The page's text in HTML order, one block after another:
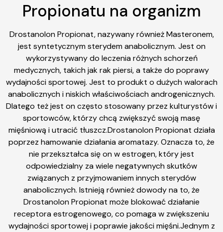
Propionatu na organizm
Drostanolon Propionat, nazywany również Masteronem,
jest syntetycznym sterydem anabolicznym. Jest on
wykorzystywany do leczenia różnych schorzeń
medycznych, takich jak rak piersi, a także do poprawy
wydajności sportowej. Jest to produkt o dużych walorach
anabolicznych i niskich właściwościach androgenicznych.
Dlatego też jest on często stosowany przez kulturystów i
sportowców, którzy chcą zwiększyć swoją masę
mięśniową i utracić tłuszcz.Drostanolon Propionat działa
poprzez hamowanie działania aromatazy. Oznacza to, że
nie przekształca się on w estrogen, który jest
odpowiedzialny za wiele negatywnych skutków
związanych z przyjmowaniem innych sterydów
anabolicznych. Istnieją również dowody na to, że
Drostanolon Propionat może blokować działanie
receptora estrogenowego, co pomaga w zwiększeniu
wydajności sportowej i poprawie jakości mięśni.Jednym z